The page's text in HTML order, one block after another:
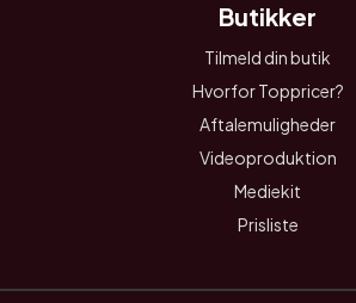
Butikker
Tilmeld din butik
Hvorfor Toppricer?
Aftalemuligheder
Videoproduktion
Mediekit
Prisliste